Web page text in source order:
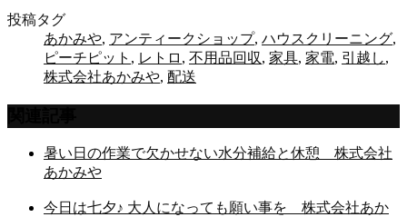
投稿タグ
あかみや, アンティークショップ, ハウスクリーニング,
ピーチピット , レトロ , 不用品回収, 家具, 家電, 引越し,
株式会社あかみや, 配送
暑い日の作業で欠かせない水分補給と休憩 株式会社
あかみや
今日は七夕♪ 大人になっても願い事を 株式会社あか